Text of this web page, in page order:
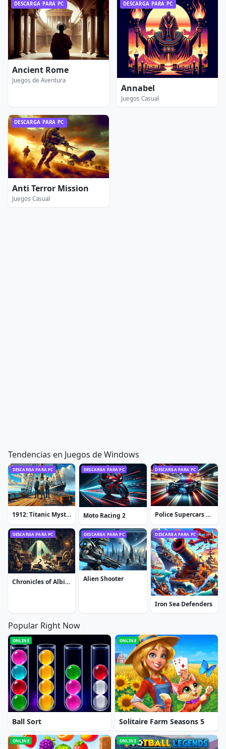
DESCARGA PARA PC
Ancient Rome
Juegos de Aventura
DESCARGA PARA PC
Annabel
Juegos Casual
DESCARGA PARA PC
Anti Terror Mission
Juegos Casual
Tendencias en Juegos de Windows
DESCARGA PARA PC
1912: Titanic Mystery
DESCARGA PARA PC
Moto Racing 2
DESCARGA PARA PC
Police Supercars Racing
DESCARGA PARA PC
Chronicles of Albian: The Magic Convention
DESCARGA PARA PC
Alien Shooter
DESCARGA PARA PC
Iron Sea Defenders
Popular Right Now
ONLINE
Ball Sort
ONLINE
Solitaire Farm Seasons 5
ONLINE ONLINE